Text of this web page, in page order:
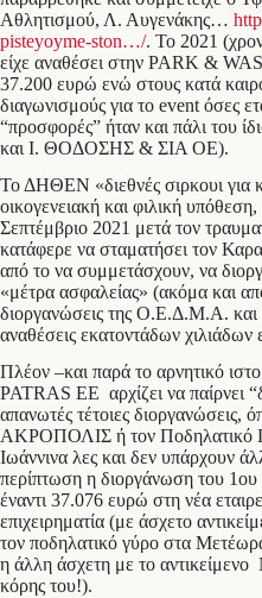
Αθλητισμού, Λ. Αυγενάκης…
pisteyoyme-ston…/. Το 2021
είχε αναθέσει στην PARK &
37.200 ευρώ ενώ στους κατά
διαγωνισμούς για το event όσες
“προσφορές” ήταν και πάλι του
και Ι. ΘΟΔΟΣΗΣ & ΣΙΑ ΟΕ).
Το ΔΗΘΕΝ «διεθνές σιρκουι για
οικογενειακή και φιλική
Σεπτέμβριο 2021 μετά τον
κατάφερε να σταματήσει τον
από το να συμμετάσχουν, να
«μέτρα ασφαλείας» (ακόμα και
διοργανώσεις της Ο.Ε.Δ.Μ.Α.
αναθέσεις εκατοντάδων
Πλέον –και παρά το αρνητικό
PATRAS ΕΕ αρχίζει να παίρνει
απανωτές τέτοιες
ΑΚΡΟΠΟΛΙΣ ή τον Ποδηλατικό
Ιωάννινα λες και δεν υπάρχουν
περίπτωση η διοργάνωση του
έναντι 37.076 ευρώ στη νέα
επιχειρηματία (με άσχετο
τον ποδηλατικό γύρο στα
η άλλη άσχετη με το
κόρης του!).